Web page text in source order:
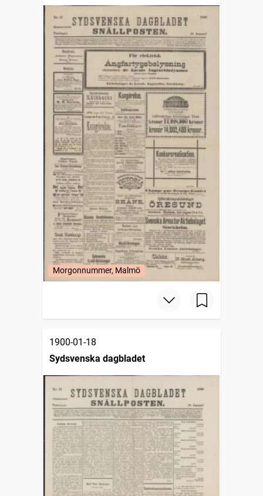
Morgonnummer, Malmö
1900-01-18
Sydsvenska dagbladet